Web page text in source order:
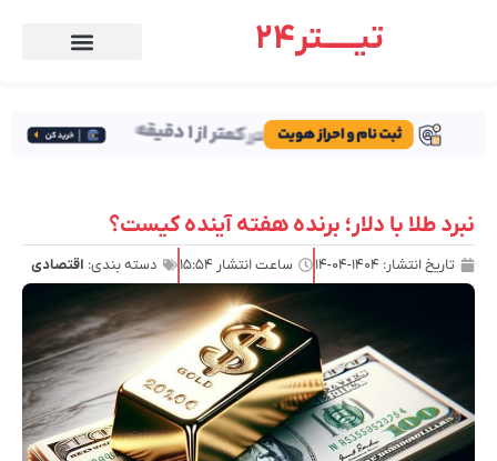
تیـــــتر24
نبرد طلا با دلار؛ برنده هفته آینده کیست؟
تاریخ انتشار: ۱۴۰۴-۰۴-۱۴ ساعت انتشار ۱۵:۵۴ دسته بندی: اقتصادی